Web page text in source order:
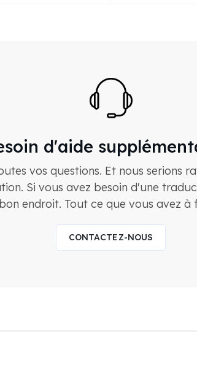
d'aide
vos questions. Et nous serions
Si vous avez besoin d'une
endroit. Tout ce que vous avez à
CONTACTEZ-NOUS